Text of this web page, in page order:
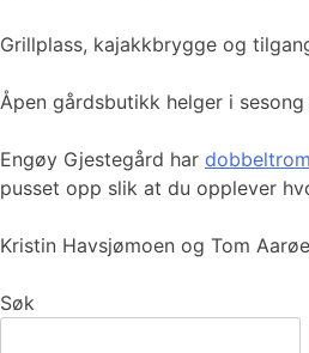
Grillplass, kajakkbrygge og
Åpen gårdsbutikk helger i
Engøy Gjestegård har
pusset opp slik at du opplever
Kristin Havsjømoen og Tom
Søk